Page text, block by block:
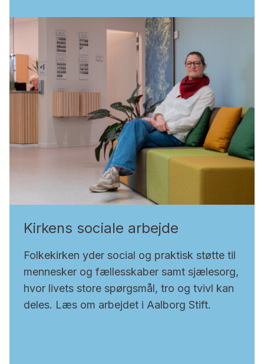
Kirkens sociale arbejde
Folkekirken yder social og praktisk støtte til
mennesker og fællesskaber samt sjælesorg,
hvor livets store spørgsmål, tro og tvivl kan
deles. Læs om arbejdet i Aalborg Stift.